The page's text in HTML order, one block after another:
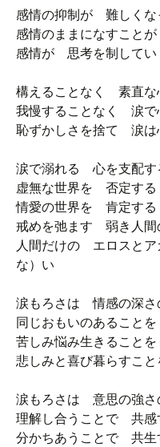
感情の抑制が 難しくな
感情のままになすこと
感情が 思考を制してい
構えることなく 素直な
我慢することなく 涙で
恥ずかしさを捨て 涙は
涙で溺れる 心を支配す
虚無な世界を 否定する
情愛の世界を 肯定する
戒めを弛ます 弱き人間
人間だけの エロスとア
な）い
涙もろさは 情感の深さ
同じおもいのあること
苦しみ悩み生きること
悲しみと喜び暮らすこ
涙もろさは 意思の強さ
理解し合うことで 共感
分かちあうことで 共生